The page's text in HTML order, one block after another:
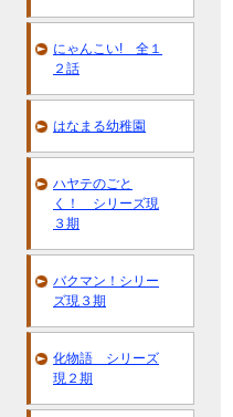
にゃんこい! 全１
２話
はなまる幼稚園
ハヤテのごと
く！ シリーズ現
３期
バクマン！シリー
ズ現３期
化物語 シリーズ
現２期